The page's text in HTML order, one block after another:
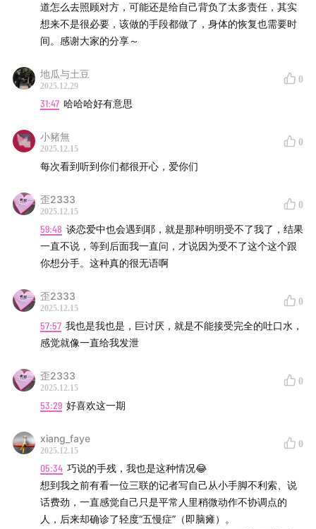
道怎么去照顾对方，可能还是给自己背负了太多责任，其实
想来不是很必要，该做的手段都做了，身体的恢复也需要时
间。感谢大家的分享～
地瓜与土豆
2025.12.29
0
31:47 哈哈哈好有意思
小豬無
2025.12.15
0
每次看到听到你们都很开心，爱你们
歪2333
2025.12.15
0
59:48 谈恋爱中也会遇到耶，就是那种明明受不了我了，结果
一直不说，等到后面我一直问，才说因为受不了这个这个跟
你想分手。这种真的很无语啊
歪2333
2025.12.15
0
57:57 我也是我也是，巨讨厌，就是不能接受完全的吐口水，
感觉就像一直给我发泄
歪2333
2025.12.15
0
53:29 好喜欢这一期
xiang_faye
2025.12.15
0
05:34 巧说的手残，我也是这种情况😂
想到我之前有看一位三联的记者写自己从小手脚不利索、说
话费劲，一直感觉自己只是平常人里稍微动作不协调点的
人，后来却确诊了轻度“五慢症”（即脑瘫）。